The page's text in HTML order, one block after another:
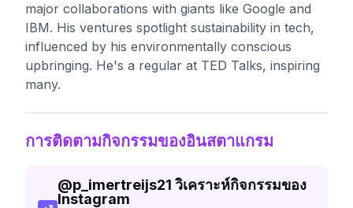
major collaborations with giants like Google and
IBM. His ventures spotlight sustainability in tech,
influenced by his environmentally conscious
upbringing. He's a regular at TED Talks, inspiring
many.
การติดตามกิจกรรมของอินสตาแกรม
@p_imertreijs21 วิเคราะห์กิจกรรมของ
Instagram